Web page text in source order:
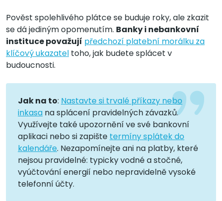
Pověst spolehlivého plátce se buduje roky, ale zkazit
se dá jediným opomenutím. Banky i nebankovní
instituce považují předchozí platební morálku za
klíčový ukazatel toho, jak budete splácet v
budoucnosti.
Jak na to: Nastavte si trvalé příkazy nebo
inkasa na splácení pravidelných závazků.
Využívejte také upozornění ve své bankovní
aplikaci nebo si zapište termíny splátek do
kalendáře. Nezapomínejte ani na platby, které
nejsou pravidelné: typicky vodné a stočné,
vyúčtování energií nebo nepravidelně vysoké
telefonní účty.